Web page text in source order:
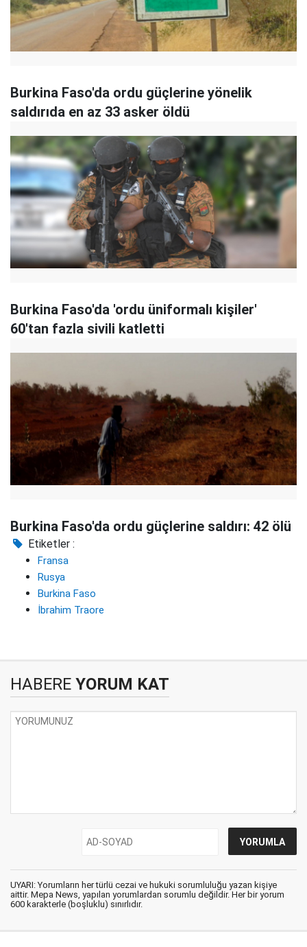
Burkina Faso'da ordu güçlerine yönelik
saldırıda en az 33 asker öldü
Burkina Faso'da 'ordu üniformalı kişiler'
60'tan fazla sivili katletti
Burkina Faso'da ordu güçlerine saldırı: 42 ölü
Etiketler :
Fransa
Rusya
Burkina Faso
İbrahim Traore
HABERE YORUM KAT
UYARI: Yorumların her türlü cezai ve hukuki sorumluluğu yazan kişiye
aittir. Mepa News, yapılan yorumlardan sorumlu değildir. Her bir yorum
600 karakterle (boşluklu) sınırlıdır.